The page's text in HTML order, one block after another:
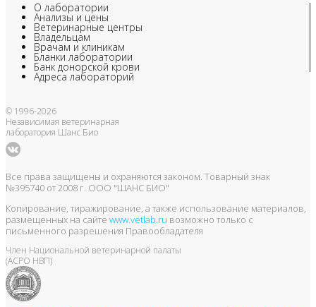
О лаборатории
Анализы и цены
Ветеринарные центры
Владельцам
Врачам и клиникам
Бланки лаборатории
Банк донорской крови
Адреса лабораторий
© 1996-2026
Независимая ветеринарная
лаборатория Шанс Био
Все права защищены и охраняются законом. Товарный знак
№395740 от 2008 г. ООО "ШАНС БИО"
Копирование, тиражирование, а также использование материалов,
размещенных на сайте www.vetlab.ru возможно только с
письменного разрешения Правообладателя
Член Национальной ветеринарной палаты
(АСРО НВП)